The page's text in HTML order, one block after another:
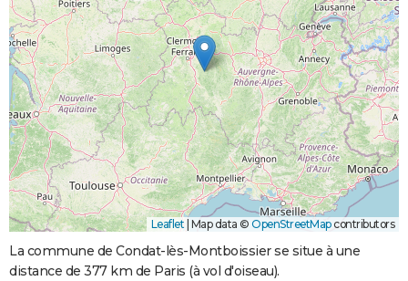
Leaflet Map data © OpenStreetMapcontributors
La commune de Condat-lès-Montboissier se situe à une
distance de 377 km de Paris (à vol d'oiseau).